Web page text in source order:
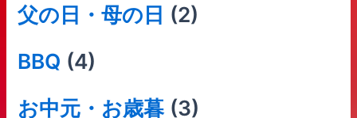
父の日・母の日 (2)
BBQ (4)
お中元・お歳暮(3)